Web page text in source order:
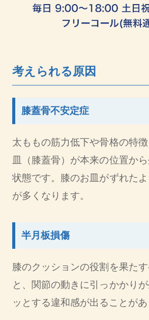
考えられる原因
膝蓋骨不安定症
太ももの筋力低下や骨格の特
皿（膝蓋骨）が本来の位置か
状態です。膝のお皿がずれた
が多くなります。
半月板損傷
膝のクッションの役割を果たす
と、関節の動きに引っかかり
ッとする違和感が出ることがあ